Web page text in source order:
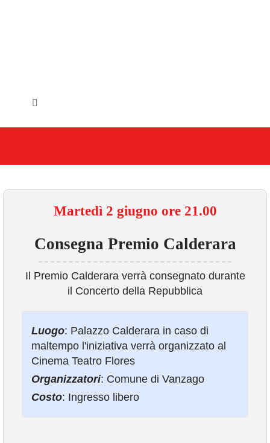
Toggle
IL COMUNE
COMUNICAZIONE
Martedì 2 giugno ore 21.00
Consegna Premio Calderara
Il Premio Calderara verrà consegnato durante
il Concerto della Repubblica
Luogo: Palazzo Calderara in caso di
maltempo l'iniziativa verrà organizzato al
Cinema Teatro Flores
Organizzatori: Comune di Vanzago
Costo: Ingresso libero